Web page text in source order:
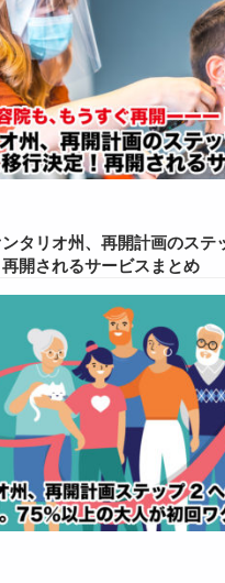
ンタリオ州、再開計画のステ
開されるサービスまとめ